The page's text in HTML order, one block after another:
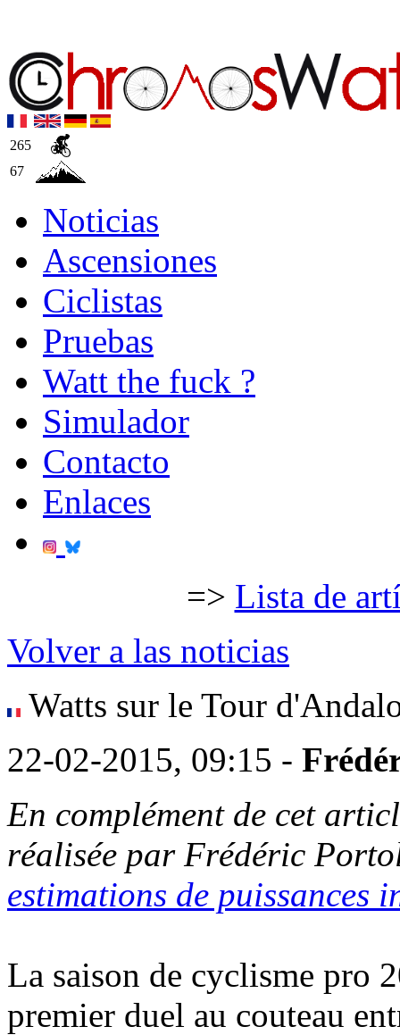
265
67
Noticias
Ascensiones
Ciclistas
Pruebas
Watt the fuck ?
Simulador
Contacto
Enlaces
=> Lista de
Volver a las noticias
Watts sur le Tour
22-02-2015, 09:15 -
En complément de cet
réalisée par Frédéric
estimations de puissances
La saison de cyclisme pro
premier duel au couteau